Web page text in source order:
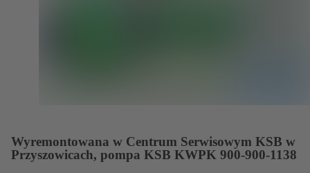
Wyremontowana w Centrum Serwisowym KSB w
Przyszowicach, pompa KSB KWPK 900-900-1138